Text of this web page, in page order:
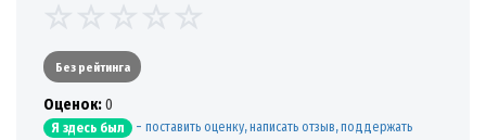
Без рейтинга
Oценок:0
Я здесь был - поставить оценку, написать отзыв, поддержать